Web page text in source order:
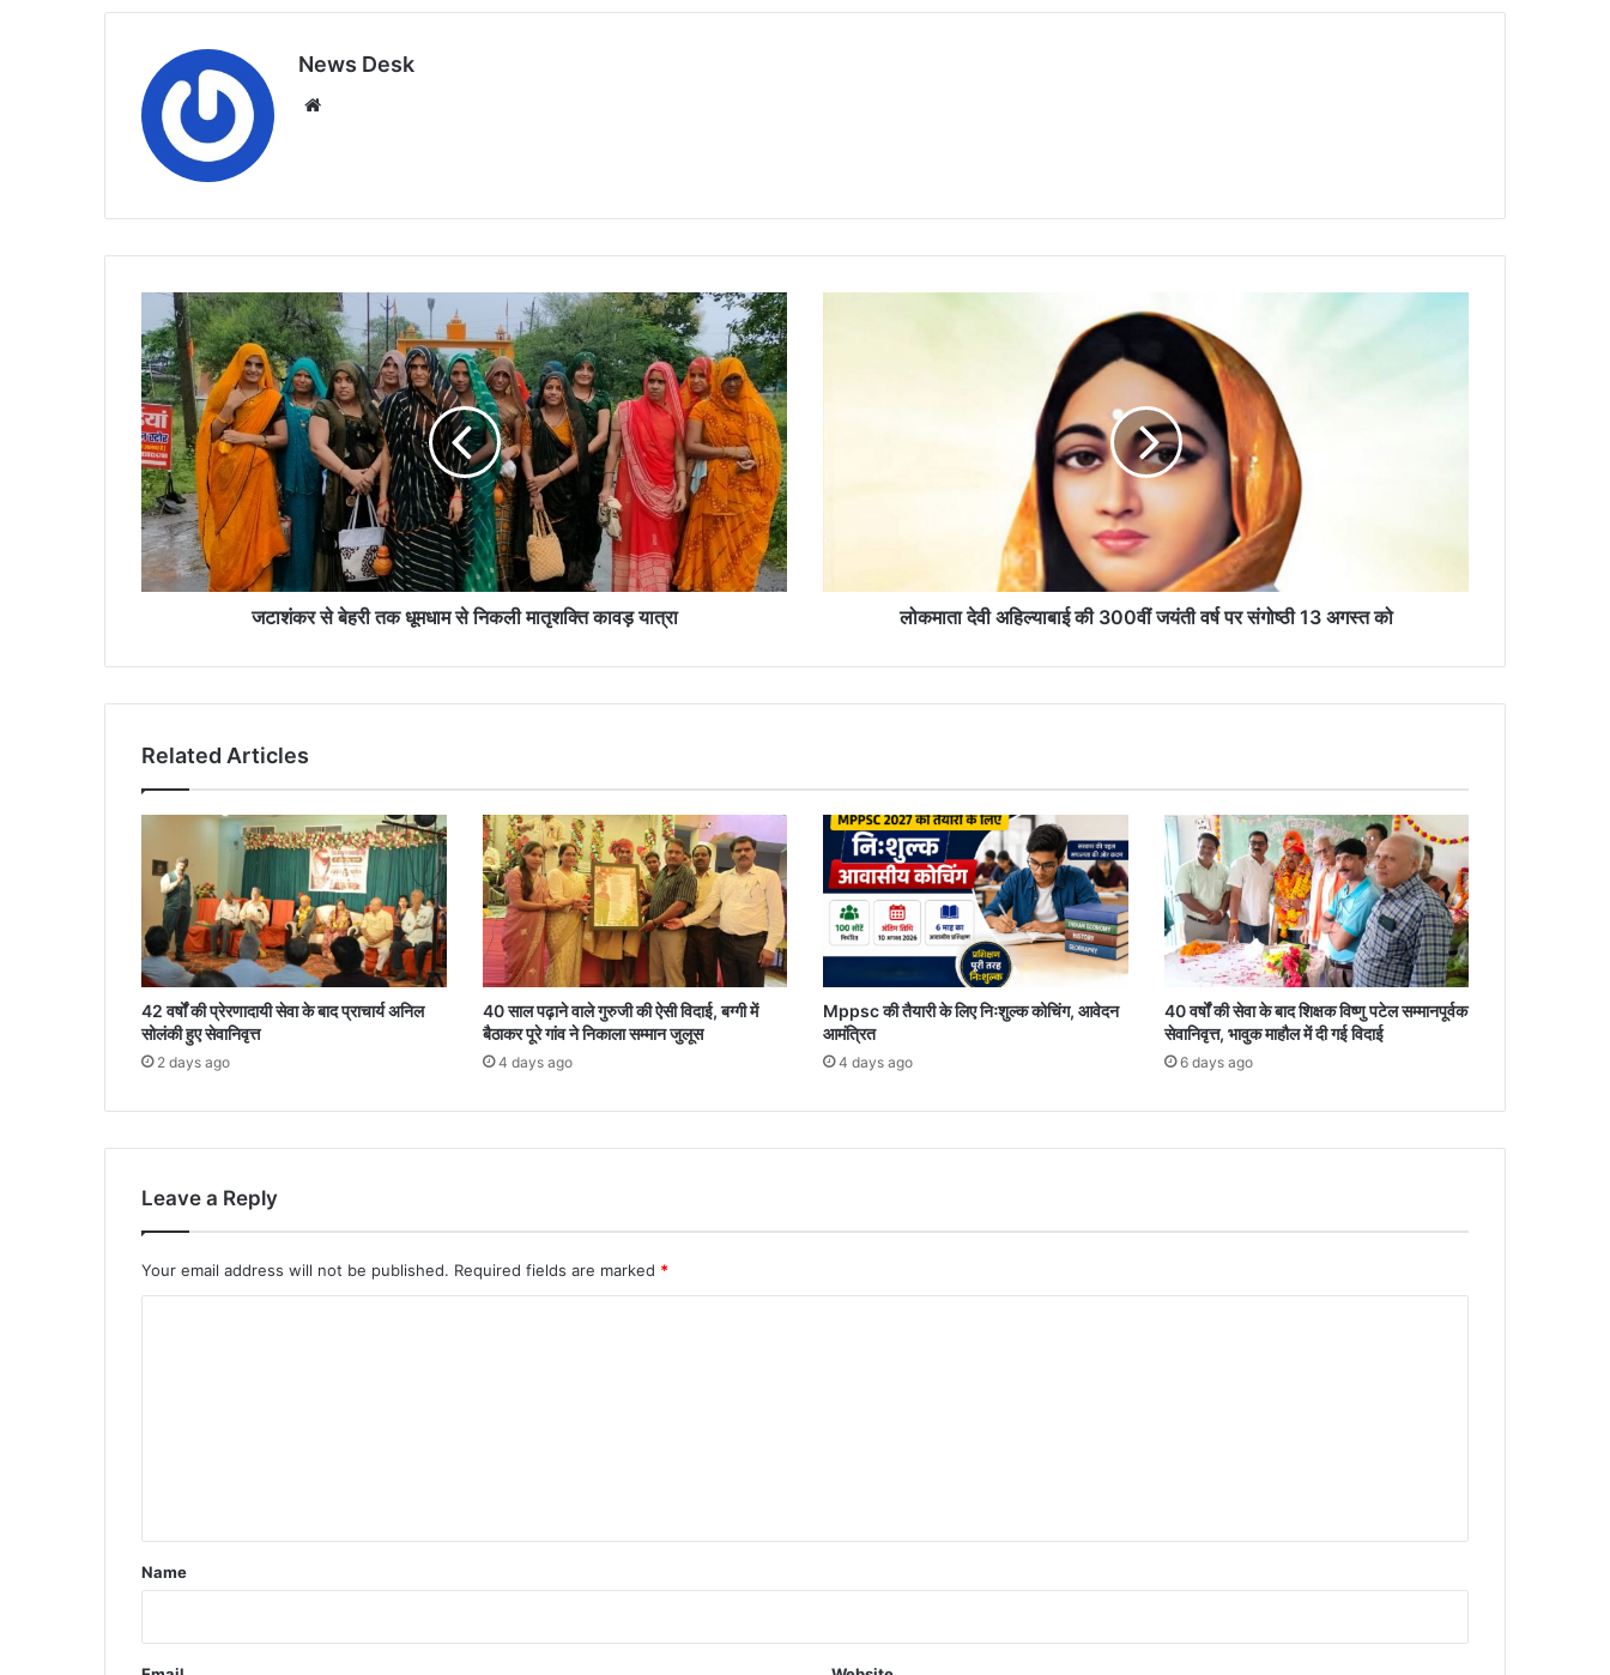
News Desk
जटाशंकर
से
बेहरी
तक
धूमधाम
से
निकली
मातृशक्ति
कावड़
यात्रा
जटाशंकर से बेहरी तक धूमधाम से निकली मातृशक्ति कावड़ यात्रा लोकमाता देवी अहिल्याबाई की 300वीं जयंती वर्ष पर संगोष्ठी 13 अगस्त को
Related Articles
42 वर्षों की प्रेरणादायी सेवा के बाद प्राचार्य अनिल
सोलंकी हुए सेवानिवृत्त
2 days ago
40 साल पढ़ाने वाले गुरुजी की ऐसी विदाई, बग्गी में
बैठाकर पूरे गांव ने निकाला सम्मान जुलूस
4 days ago
Mppsc की तैयारी के लिए निःशुल्क कोचिंग, आवेदन
आमंत्रित
4 days ago
40 वर्षों की सेवा के बाद शिक्षक विष्णु पटेल सम्मानपूर्वक
सेवानिवृत्त, भावुक माहौल में दी गई विदाई
6 days ago
Leave a Reply
Your email address will not be published. Required fields are marked *
*
Name